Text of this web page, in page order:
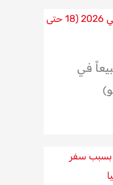
في